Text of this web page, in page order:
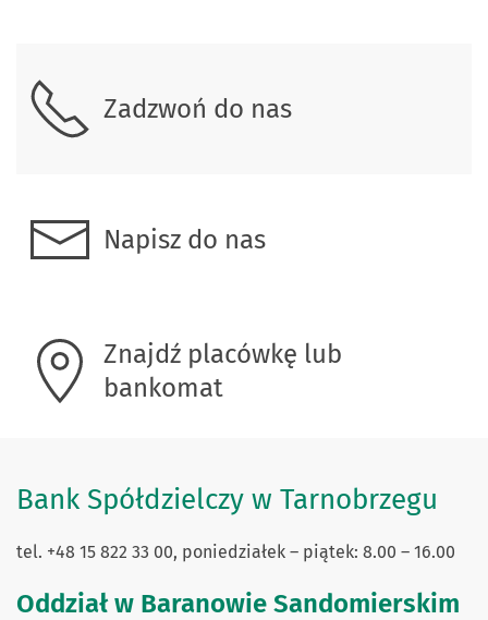
Zadzwoń do nas
Napisz do nas
Znajdź placówkę lub
bankomat
Bank Spółdzielczy w Tarnobrzegu
tel. +48 15 822 33 00, poniedziałek – piątek: 8.00 – 16.00
Oddział w Baranowie Sandomierskim